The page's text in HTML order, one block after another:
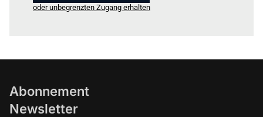
oder unbegrenzten Zugang erhalten
Abonnement
Newsletter